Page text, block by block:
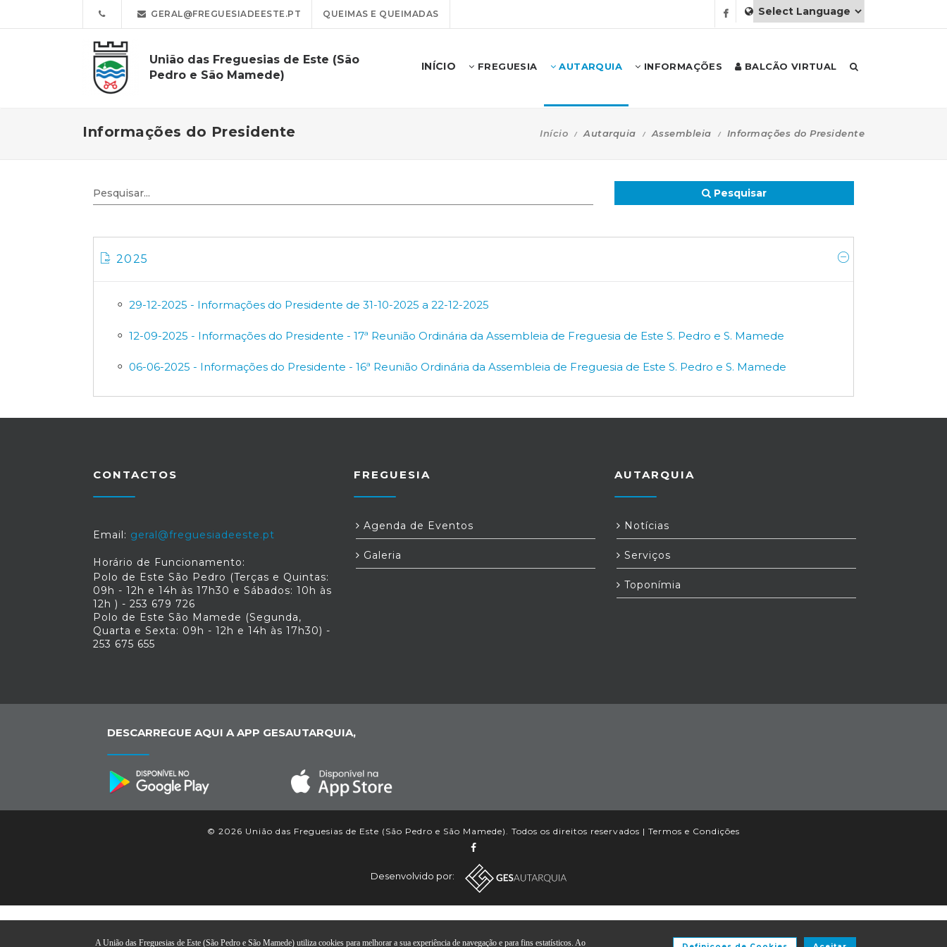
GERAL@FREGUESIADEESTE.PT QUEIMAS E QUEIMADAS
União das Freguesias de Este (São
Pedro e São Mamede)
INÍCIO FREGUESIA AUTARQUIA INFORMAÇÕES BALCÃO VIRTUAL
Informações do Presidente Início Autarquia Assembleia Informações do Presidente
Pesquisar
2025
29-12-2025 - Informações do Presidente de 31-10-2025 a 22-12-2025
12-09-2025 - Informações do Presidente - 17ª Reunião Ordinária da Assembleia de Freguesia de Este S. Pedro e S. Mamede
06-06-2025 - Informações do Presidente - 16ª Reunião Ordinária da Assembleia de Freguesia de Este S. Pedro e S. Mamede
CONTACTOS
Email: geral@freguesiadeeste.pt
Horário de Funcionamento:
Polo de Este São Pedro (Terças e Quintas:
09h - 12h e 14h às 17h30 e Sábados: 10h às
12h ) - 253 679 726
Polo de Este São Mamede (Segunda,
Quarta e Sexta: 09h - 12h e 14h às 17h30) -
253 675 655
FREGUESIA
Agenda de Eventos
Galeria
AUTARQUIA
Notícias
Serviços
Toponímia
DESCARREGUE AQUI A APP GESAUTARQUIA,
© 2026 União das Freguesias de Este (São Pedro e São Mamede). Todos os direitos reservados | Termos e Condições
Desenvolvido por:
A União das Freguesias de Este (São Pedro e São Mamede) utiliza cookies para melhorar a sua experiência de navegação e para fins estatísticos. Ao